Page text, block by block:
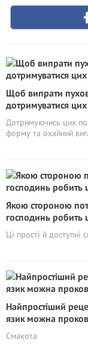
Щоб випрати
дотримуватися
Дотримуючись цих
форму та охайний
Якою стороною
господинь робить
Ці прості й доступні
Найпростіший
язик можна
Смакота